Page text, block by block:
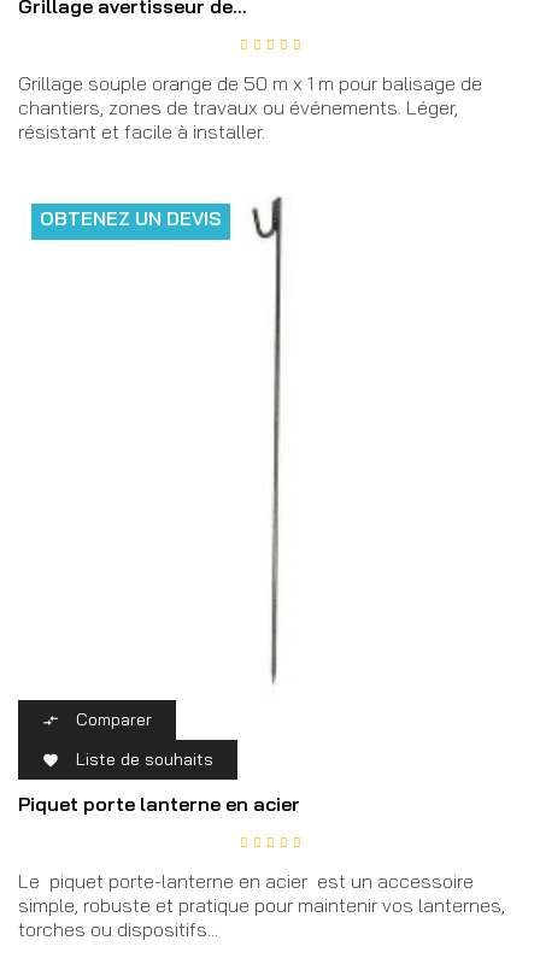
Grillage avertisseur de...
Grillage souple orange de 50 m x 1 m pour balisage de
chantiers, zones de travaux ou événements. Léger,
résistant et facile à installer.
OBTENEZ UN DEVIS
 Comparer
 Liste de souhaits
Piquet porte lanterne en acier
Le piquet porte-lanterne en acier est un accessoire
simple, robuste et pratique pour maintenir vos lanternes,
torches ou dispositifs...